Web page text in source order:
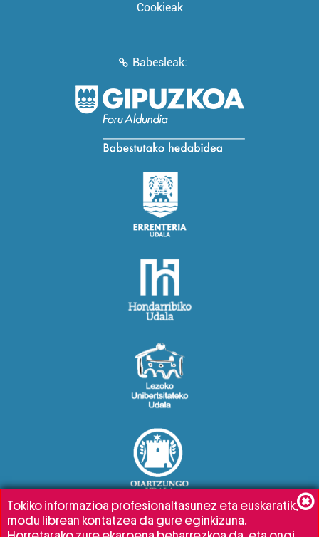
Cookieak
Babesleak:
Tokiko informazioa profesionaltasunez eta euskaratik,
modu librean kontatzea da gure eginkizuna.